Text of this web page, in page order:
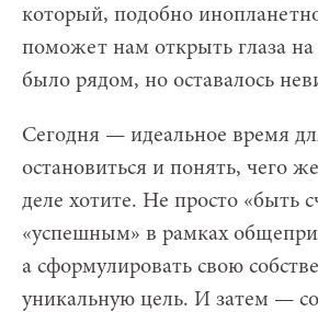
который, подобно
поможет нам открыть глаза на
было рядом, но оставалось
Сегодня — идеальное время
остановиться и понять, чего
деле хотите. Не просто «быть
«успешным» в рамках
а сформулировать свою
уникальную цель. И затем —